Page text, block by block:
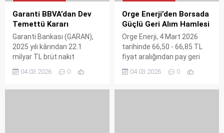
Garanti BBVA’dan Dev
Temettü Kararı
Garanti Bankası (GARAN),
2025 yılı kârından 22.1
milyar TL brüt nakit
Hisse başına %526 oranında
04.03.2026 0
Orge Enerji’den Borsada
Güçlü Geri Alım Hamlesi
Orge Enerji, 4 Mart 2026
tarihinde 66,50 - 66,85 TL
fiyat aralığından pay geri
aldığı payların toplam
04.03.2026 0